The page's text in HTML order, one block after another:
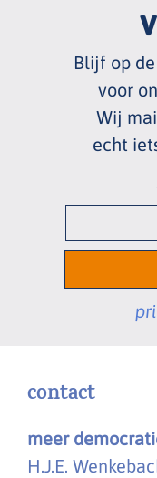
Blijf op
voor
Wij
echt
mailadres
contact
meer
H.J.E.